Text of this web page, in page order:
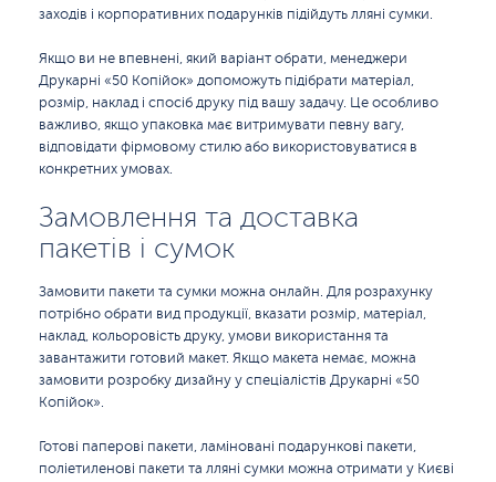
заходів і корпоративних подарунків підійдуть лляні сумки.
Якщо ви не впевнені, який варіант обрати, менеджери
Друкарні «50 Копійок» допоможуть підібрати матеріал,
розмір, наклад і спосіб друку під вашу задачу. Це особливо
важливо, якщо упаковка має витримувати певну вагу,
відповідати фірмовому стилю або використовуватися в
конкретних умовах.
Замовлення та доставка
пакетів і сумок
Замовити пакети та сумки можна онлайн. Для розрахунку
потрібно обрати вид продукції, вказати розмір, матеріал,
наклад, кольоровість друку, умови використання та
завантажити готовий макет. Якщо макета немає, можна
замовити розробку дизайну у спеціалістів Друкарні «50
Копійок».
Готові паперові пакети, ламіновані подарункові пакети,
поліетиленові пакети та лляні сумки можна отримати у Києві